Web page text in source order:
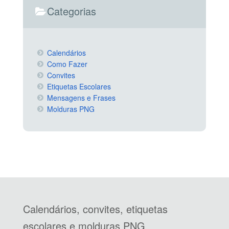
Categorias
Calendários
Como Fazer
Convites
Etiquetas Escolares
Mensagens e Frases
Molduras PNG
Calendários, convites, etiquetas
escolares e molduras PNG